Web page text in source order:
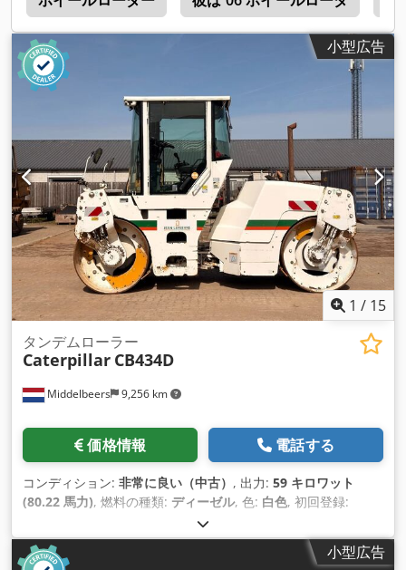
小型広告
1 / 15
Middelbeers 9,256 km
タンデムローラー
Caterpillar CB434D
価格情報 電話する
コンディション: 非常に良い（中古） , 出力: 59 キロワット
(80.22 馬力), 燃料の種類: ディーゼル, 色: 白色, 初回登録:
, 稼働時間:
小型広告